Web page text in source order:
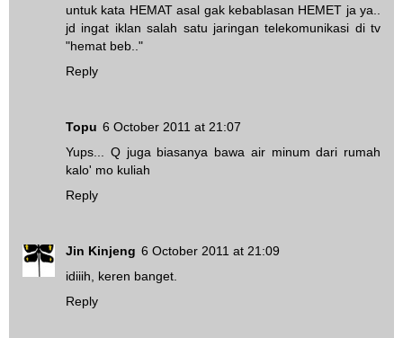
untuk kata HEMAT asal gak kebablasan HEMET ja ya..
jd ingat iklan salah satu jaringan telekomunikasi di tv
"hemat beb.."
Reply
Topu 6 October 2011 at 21:07
Yups... Q juga biasanya bawa air minum dari rumah
kalo' mo kuliah
Reply
Jin Kinjeng 6 October 2011 at 21:09
idiiih, keren banget.
Reply